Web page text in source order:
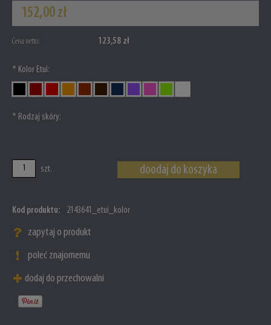
152,00 zł
Cena netto: 123,58 zł
* Kolor Etui:
* Rodzaj skóry:
szt. doodaj do koszyka
Kod produktu: 2143641_etui_kolor
zapytaj o produkt
poleć znajomemu
dodaj do przechowalni